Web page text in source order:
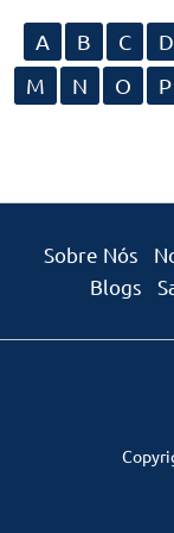
A B C D
M
N O P
Sobre Nós
Blogs